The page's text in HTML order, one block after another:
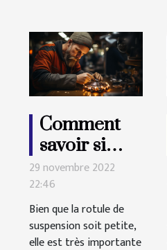
Comment
savoir si
votre rotule
de
suspension
est cassée ?
29 novembre 2022
22:46
Bien que la rotule de
suspension soit petite,
elle est très importante